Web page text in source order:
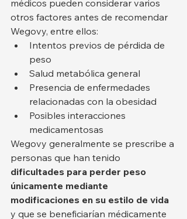
médicos pueden considerar varios
otros factores antes de recomendar
Wegovy, entre ellos:
Intentos previos de pérdida de
peso
Salud metabólica general
Presencia de enfermedades
relacionadas con la obesidad
Posibles interacciones
medicamentosas
Wegovy generalmente se prescribe a
personas que han tenido
dificultades para perder peso
únicamente mediante
modificaciones en su estilo de vida
y que se beneficiarían médicamente